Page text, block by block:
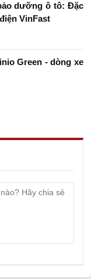
dưỡng ô tô: Đặc
VinFast
Green - dòng xe